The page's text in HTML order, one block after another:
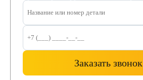
Заказать звонок